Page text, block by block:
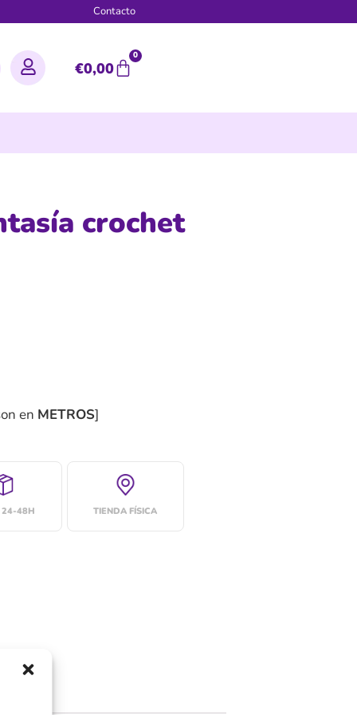
Contacto
€0,00
0
crochet
en METROS]
24-48H TIENDA FÍSICA